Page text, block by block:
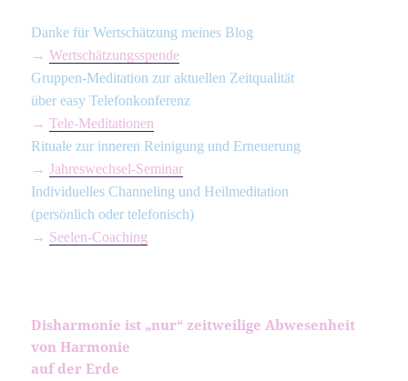
Danke für Wertschätzung meines Blog
→ Wertschätzungsspende
Gruppen-Meditation zur aktuellen Zeitqualität
über easy Telefonkonferenz
→Tele-Meditationen
Rituale zur inneren Reinigung und Erneuerung
→Jahreswechsel-Seminar
Individuelles Channeling und Heilmeditation
(persönlich oder telefonisch)
→ Seelen-Coaching
Disharmonie ist „nur“ zeitweilige Abwesenheit
von Harmonie
auf der Erde